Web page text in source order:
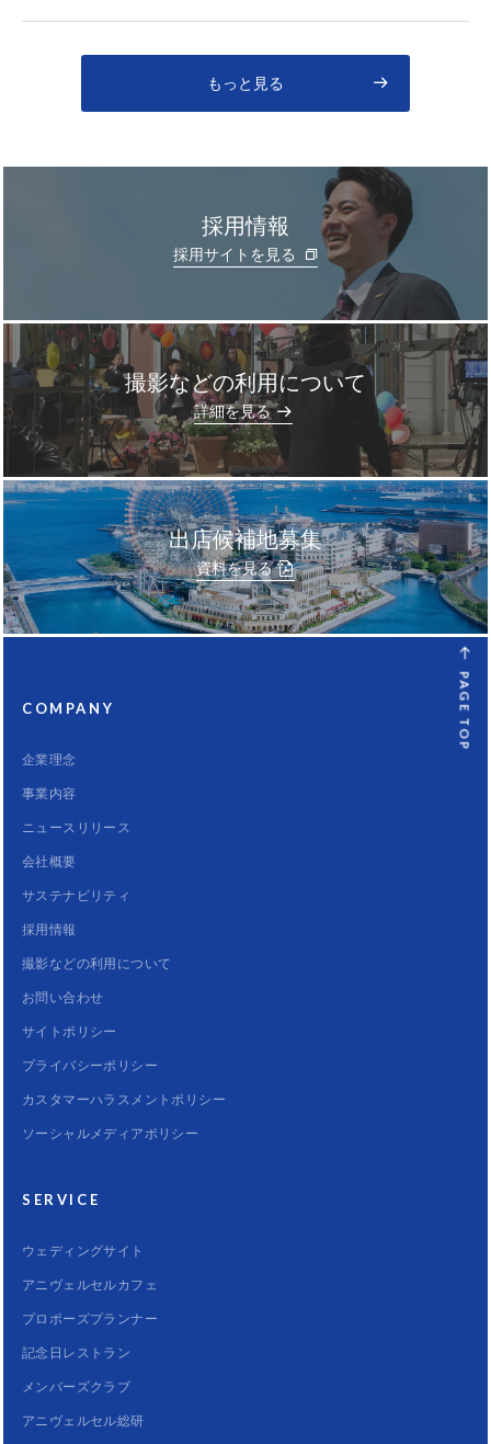
もっと見る
採用情報
採用サイトを見る
撮影などの利用について
詳細を見る
出店候補地募集
資料を見る
PAGE TOP
COMPANY
企業理念
事業内容
ニュースリリース
会社概要
サステナビリティ
採用情報
撮影などの利用について
お問い合わせ
サイトポリシー
プライバシーポリシー
カスタマーハラスメントポリシー
ソーシャルメディアポリシー
SERVICE
ウェディングサイト
アニヴェルセルカフェ
プロポーズプランナー
記念日レストラン
メンバーズクラブ
アニヴェルセル総研